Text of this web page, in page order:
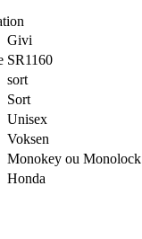
Givi
SR1160
sort
Sort
Unisex
Voksen
Monokey ou Monolock
Honda